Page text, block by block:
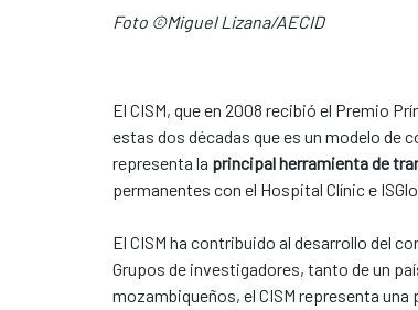
Foto ©Miguel Lizana/AECID
El CISM, que en 2008 recibió el Premio
estas dos décadas que es un modelo de
representa la principal herramienta de
permanentes con el Hospital Clínic e
El CISM ha contribuido al desarrollo del
Grupos de investigadores, tanto de un
mozambiqueños, el CISM representa